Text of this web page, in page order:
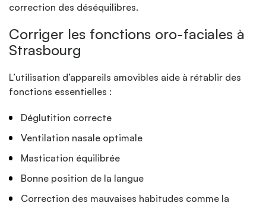
correction des déséquilibres.
Corriger les fonctions oro-faciales à
Strasbourg
L’utilisation d’appareils amovibles aide à rétablir des
fonctions essentielles :
Déglutition correcte
Ventilation nasale optimale
Mastication équilibrée
Bonne position de la langue
Correction des mauvaises habitudes comme la